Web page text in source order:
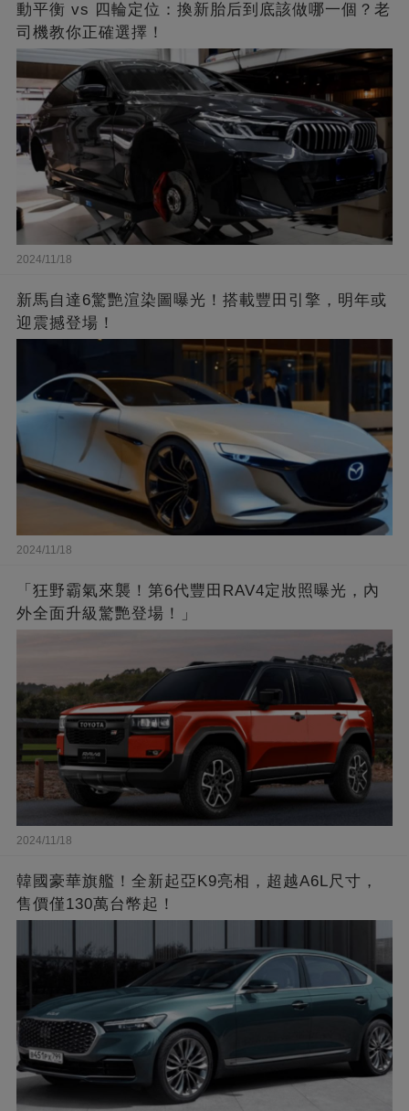
動平衡 vs 四輪定位：換新胎后到底該做哪一個？老
司機教你正確選擇！
2024/11/18
新馬自達6驚艷渲染圖曝光！搭載豐田引擎，明年或
迎震撼登場！
2024/11/18
「狂野霸氣來襲！第6代豐田RAV4定妝照曝光，內
外全面升級驚艷登場！」
2024/11/18
韓國豪華旗艦！全新起亞K9亮相，超越A6L尺寸，
售價僅130萬台幣起！